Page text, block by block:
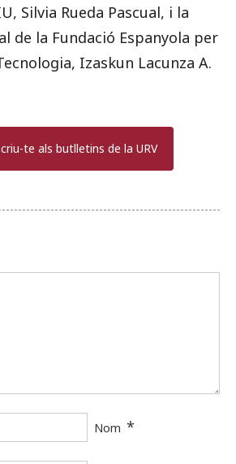
Silvia Rueda Pascual, i la
de la Fundació Espanyola per
Izaskun Lacunza A.
te als butlletins de la URV
Nom *